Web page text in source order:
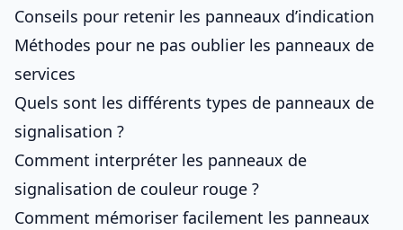
Conseils pour retenir les panneaux d’indication
Méthodes pour ne pas oublier les panneaux de
services
Quels sont les différents types de panneaux de
signalisation ?
Comment interpréter les panneaux de
signalisation de couleur rouge ?
Comment mémoriser facilement les panneaux